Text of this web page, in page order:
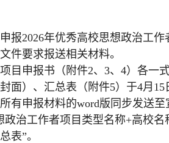
报2026年优秀高校思想政治工
件要求报送相关材料。
目申报书（附件2、3、4）各一
面）、汇总表（附件5）于4月
有申报材料的word版同步发送
政治工作者项目类型名称+高校
表”。